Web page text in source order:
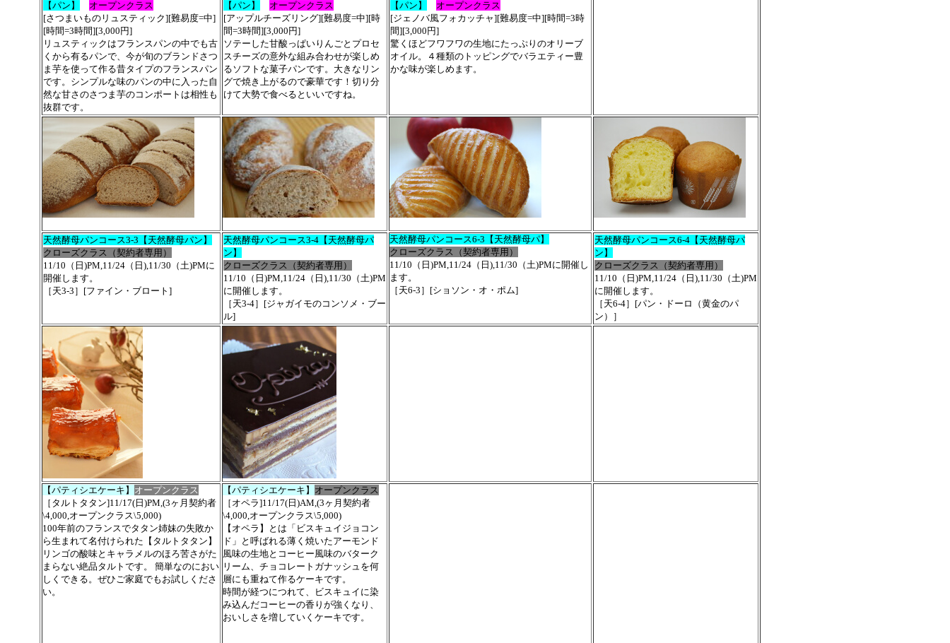
【パン】
オープンクラス
[さつまいものリュスティック][難易度=中]
[時間=3時間][3,000円]
リュスティックはフランスパンの中でも古
くから有るパンで、今が旬のブランドさつ
ま芋を使って作る昔タイプのフランスパン
です。シンプルな味のパンの中に入った自
然な甘さのさつま芋のコンポートは相性も
抜群です。
【パン】
オープンクラス
[アップルチーズリング][難易度=中][時
間=3時間][3,000円]
ソテーした甘酸っぱいりんごとプロセ
スチーズの意外な組み合わせが楽しめ
るソフトな菓子パンです。大きなリン
グで焼き上がるので豪華です！切り分
けて大勢で食べるといいですね。
【パン】
オープンクラス
[ジェノバ風フォカッチャ][難易度=中][時間=3時
間][3,000円]
驚くほどフワフワの生地にたっぷりのオリーブ
オイル。４種類のトッピングでバラエティー豊
かな味が楽しめます。
天然酵母パンコース3-3【天然酵母パン】
クローズクラス（契約者専用）
11/10（日)PM,11/24（日),11/30（土)PMに
開催します。
［天3-3］[ファイン・ブロート]
天然酵母パンコース3-4【天然酵母パ
ン】
クローズクラス（契約者専用）
11/10（日)PM,11/24（日),11/30（土)PM
に開催します。
［天3-4］[ジャガイモのコンソメ・ブー
ル]
天然酵母パンコース6-3【天然酵母パ】
クローズクラス（契約者専用）
11/10（日)PM,11/24（日),11/30（土)PMに開催し
ます。
［天6-3］[ショソン・オ・ポム]
天然酵母パンコース6-4【天然酵母パ
ン】
クローズクラス（契約者専用）
11/10（日)PM,11/24（日),11/30（土)PM
に開催します。
［天6-4］[パン・ドーロ（黄金のパ
ン）］
【パティシエケーキ】 オープンクラス
［タルトタタン]11/17(日)PM,(3ヶ月契約者
\4,000,オープンクラス\5,000)
100年前のフランスでタタン姉妹の失敗か
ら生まれて名付けられた【タルトタタン】
リンゴの酸味とキャラメルのほろ苦さがた
まらない絶品タルトです。
簡単なのにおい
しくできる。ぜひご家庭でもお試しくださ
い。
【パティシエケーキ】 オープンクラス
［オペラ]11/17(日)AM,(3ヶ月契約者
\4,000,オープンクラス\5,000)
【オペラ】とは「ビスキュイジョコン
ド」と呼ばれる薄く焼いたアーモンド
風味の生地とコーヒー風味のバターク
リーム、チョコレートガナッシュを何
層にも重ねて作るケーキです。
時間が経つにつれて、ビスキュイに染
み込んだコーヒーの香りが強くなり、
おいしさを増していくケーキです。